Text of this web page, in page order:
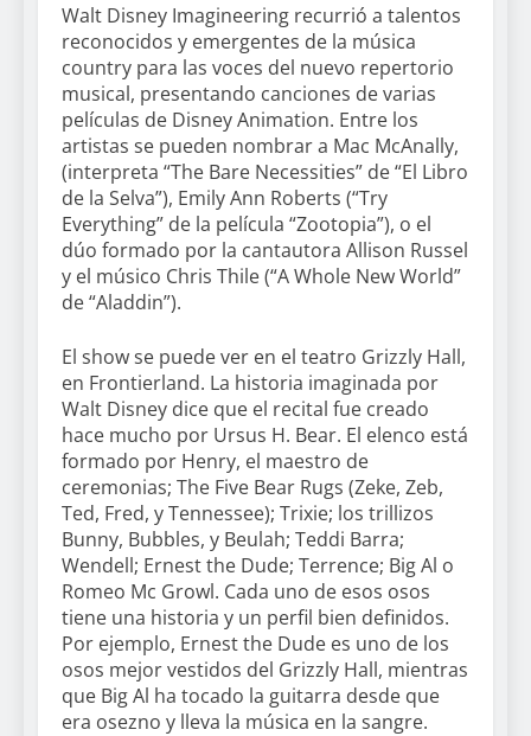
Walt Disney Imagineering recurrió a talentos
reconocidos y emergentes de la música
country para las voces del nuevo repertorio
musical, presentando canciones de varias
películas de Disney Animation. Entre los
artistas se pueden nombrar a Mac McAnally,
(interpreta “The Bare Necessities” de “El Libro
de la Selva”), Emily Ann Roberts (“Try
Everything” de la película “Zootopia”), o el
dúo formado por la cantautora Allison Russel
y el músico Chris Thile (“A Whole New World”
de “Aladdin”).
El show se puede ver en el teatro Grizzly Hall,
en Frontierland. La historia imaginada por
Walt Disney dice que el recital fue creado
hace mucho por Ursus H. Bear. El elenco está
formado por Henry, el maestro de
ceremonias; The Five Bear Rugs (Zeke, Zeb,
Ted, Fred, y Tennessee); Trixie; los trillizos
Bunny, Bubbles, y Beulah; Teddi Barra;
Wendell; Ernest the Dude; Terrence; Big Al o
Romeo Mc Growl. Cada uno de esos osos
tiene una historia y un perfil bien definidos.
Por ejemplo, Ernest the Dude es uno de los
osos mejor vestidos del Grizzly Hall, mientras
que Big Al ha tocado la guitarra desde que
era osezno y lleva la música en la sangre.